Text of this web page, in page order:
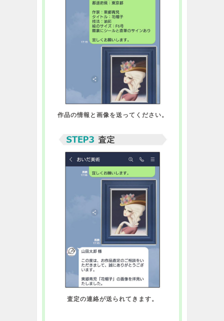
作品の情報と画像を送ってください。
査定の連絡が送られてきます。